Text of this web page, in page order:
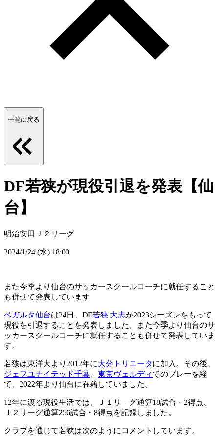
一覧に戻る
DF若狭が現役引退を発表【仙
台】
明治安田Ｊ２リーグ
2024/1/24 (水) 18:00
また今季より仙台のサッカースクールコーチに就任すること
も併せて発表しています
ベガルタ仙台は24日、DF若狭 大志が2023シーズンをもって
現役を引退することを発表しました。また今季より仙台のサ
ッカースクールコーチに就任することも併せて発表していま
す。
若狭は東洋大より2012年に大分トリニータに加入。その後、
ジェフユナイテッド千葉
東京ヴェルディ でのプレーを経
て、2022年より仙台に在籍していました。
12年に渡る現役生活では、Ｊ１リーグ通算18試合・2得点、
Ｊ２リーグ通算256試合・8得点を記録しました。
クラブを通じて若狭は次のようにコメントしています。